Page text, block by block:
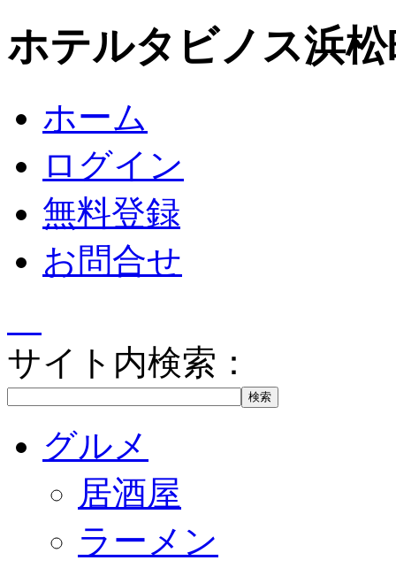
ホテルタビノス浜
ホーム
ログイン
無料登録
お問合せ
サイト内検索：
グルメ
居酒屋
ラーメン